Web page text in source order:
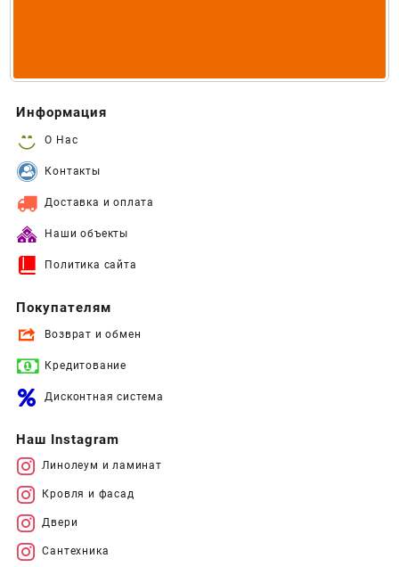
Информация
О Нас
Контакты
Доставка и оплата
Наши объекты
Политика сайта
Покупателям
Возврат и обмен
Кредитование
Дисконтная система
Наш Instagram
Линолеум и ламинат
Кровля и фасад
Двери
Сантехника